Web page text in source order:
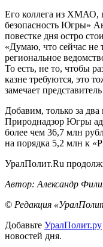
Его коллега из ХМАО,
безопасность Югры»
повестке дня остро
«Думаю, что сейчас не
региональное
То есть, не то, чтобы
казне требуются, это
замечает
Добавим, только за
Природнадзор Югры
более чем 36,7 млн
на порядка 5,2 млн к
УралПолит.Ru
Автор: Александр
© Редакция
Добавьте УралПолит.ру
новостей дня.